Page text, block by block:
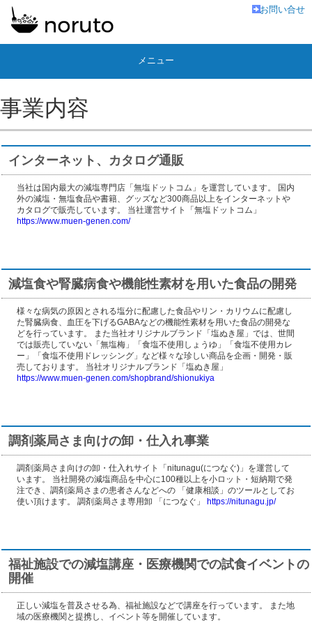
お問い合せ
メニュー
事業内容
インターネット、カタログ通販
当社は国内最大の減塩専門店「無塩ドットコム」を運営しています。 国内
外の減塩・無塩食品や書籍、グッズなど300商品以上をインターネットや
カタログで販売しています。 当社運営サイト「無塩ドットコム」
https://www.muen-genen.com/
減塩食や腎臓病食や機能性素材を用いた食品の開発
様々な病気の原因とされる塩分に配慮した食品やリン・カリウムに配慮し
た腎臓病食、血圧を下げるGABAなどの機能性素材を用いた食品の開発な
どを行っています。 また当社オリジナルブランド「塩ぬき屋」では、世間
では販売していない「無塩梅」「食塩不使用しょうゆ」「食塩不使用カレ
ー」「食塩不使用ドレッシング」など様々な珍しい商品を企画・開発・販
売しております。 当社オリジナルブランド「塩ぬき屋」
https://www.muen-genen.com/shopbrand/shionukiya
調剤薬局さま向けの卸・仕入れ事業
調剤薬局さま向けの卸・仕入れサイト「nitunagu(につなぐ)」を運営して
います。 当社開発の減塩商品を中心に100種以上を小ロット・短納期で発
注でき、調剤薬局さまの患者さんなどへの 「健康相談」のツールとしてお
使い頂けます。 調剤薬局さま専用卸 「につなぐ」 https://nitunagu.jp/
福祉施設での減塩講座・医療機関での試食イベントの
開催
正しい減塩を普及させる為、福祉施設などで講座を行っています。 また地
域の医療機関と提携し、イベント等を開催しています。